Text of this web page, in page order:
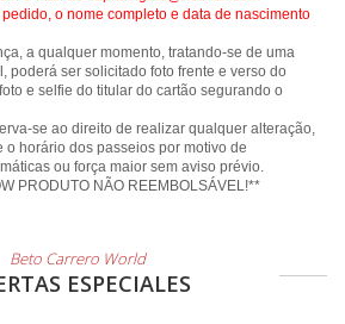
o nome completo e data de nascimento
a qualquer momento, tratando-se de uma
poderá ser solicitado foto frente e verso do
e selfie do titular do cartão segurando o
se ao direito de realizar qualquer alteração,
horário dos passeios por motivo de
ou força maior sem aviso prévio.
Beto Carrero World
ESPECIALES